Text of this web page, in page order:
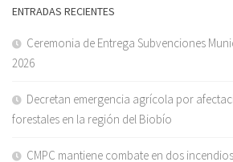
ENTRADAS RECIENTES
Ceremonia de Entrega Subvenciones
2026
Decretan emergencia agrícola por
forestales en la región del Biobío
CMPC mantiene combate en dos